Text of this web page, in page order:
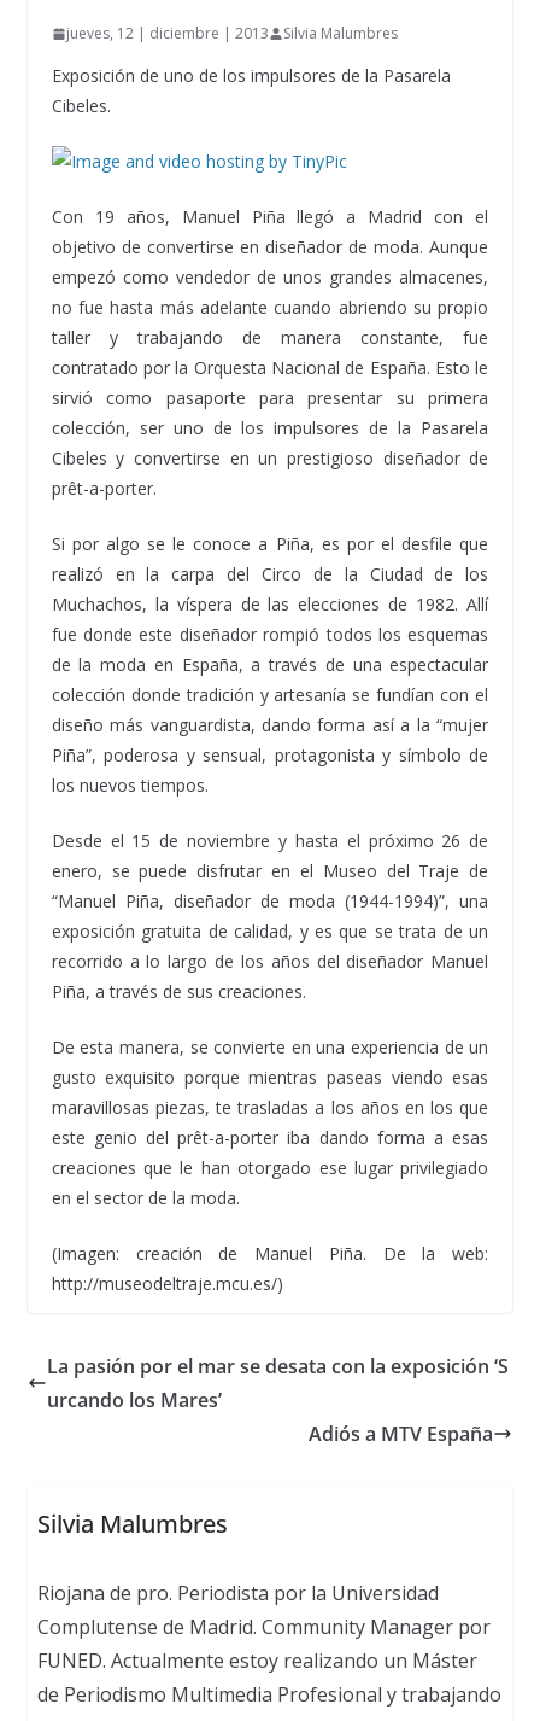
jueves, 12 | diciembre | 2013 Silvia Malumbres
Exposición de uno de los impulsores de la Pasarela
Cibeles.
Con 19 años, Manuel Piña llegó a Madrid con el
objetivo de convertirse en diseñador de moda. Aunque
empezó como vendedor de unos grandes almacenes,
no fue hasta más adelante cuando abriendo su propio
taller y trabajando de manera constante, fue
contratado por la Orquesta Nacional de España. Esto le
sirvió como pasaporte para presentar su primera
colección, ser uno de los impulsores de la Pasarela
Cibeles y convertirse en un prestigioso diseñador de
prêt-a-porter.
Si por algo se le conoce a Piña, es por el desfile que
realizó en la carpa del Circo de la Ciudad de los
Muchachos, la víspera de las elecciones de 1982. Allí
fue donde este diseñador rompió todos los esquemas
de la moda en España, a través de una espectacular
colección donde tradición y artesanía se fundían con el
diseño más vanguardista, dando forma así a la “mujer
Piña”, poderosa y sensual, protagonista y símbolo de
los nuevos tiempos.
Desde el 15 de noviembre y hasta el próximo 26 de
enero, se puede disfrutar en el Museo del Traje de
“Manuel Piña, diseñador de moda (1944-1994)”, una
exposición gratuita de calidad, y es que se trata de un
recorrido a lo largo de los años del diseñador Manuel
Piña, a través de sus creaciones.
De esta manera, se convierte en una experiencia de un
gusto exquisito porque mientras paseas viendo esas
maravillosas piezas, te trasladas a los años en los que
este genio del prêt-a-porter iba dando forma a esas
creaciones que le han otorgado ese lugar privilegiado
en el sector de la moda.
(Imagen: creación de Manuel Piña. De la web:
http://museodeltraje.mcu.es/)
La pasión por el mar se desata con la exposición ‘S
urcando los Mares’
Adiós a MTV España
Silvia Malumbres
Riojana de pro. Periodista por la Universidad
Complutense de Madrid. Community Manager por
FUNED. Actualmente estoy realizando un Máster
de Periodismo Multimedia Profesional y trabajando